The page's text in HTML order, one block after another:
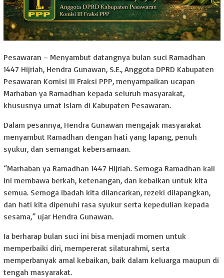
Pesawaran – Menyambut datangnya bulan suci Ramadhan
1447 Hijriah, Hendra Gunawan, S.E., Anggota DPRD Kabupaten
Pesawaran Komisi III Fraksi PPP, menyampaikan ucapan
Marhaban ya Ramadhan kepada seluruh masyarakat,
khususnya umat Islam di Kabupaten Pesawaran.
Dalam pesannya, Hendra Gunawan mengajak masyarakat
menyambut Ramadhan dengan hati yang lapang, penuh
syukur, dan semangat kebersamaan.
“Marhaban ya Ramadhan 1447 Hijriah. Semoga Ramadhan kali
ini membawa berkah, ketenangan, dan kebaikan untuk kita
semua. Semoga ibadah kita dilancarkan, rezeki dilapangkan,
dan hati kita dipenuhi rasa syukur serta kepedulian kepada
sesama,” ujar Hendra Gunawan.
Ia berharap bulan suci ini bisa menjadi momen untuk
memperbaiki diri, mempererat silaturahmi, serta
memperbanyak amal kebaikan, baik dalam keluarga maupun di
tengah masyarakat.